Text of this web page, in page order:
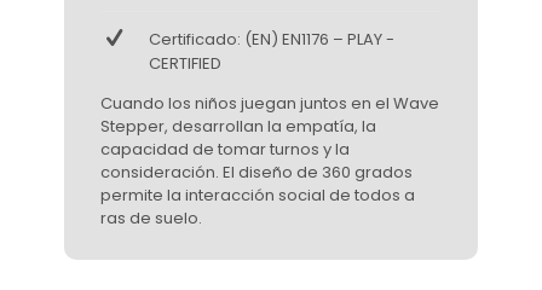
Certificado: (EN) EN1176 – PLAY -
CERTIFIED
Cuando los niños juegan juntos en el Wave
Stepper, desarrollan la empatía, la
capacidad de tomar turnos y la
consideración. El diseño de 360 grados
permite la interacción social de todos a
ras de suelo.